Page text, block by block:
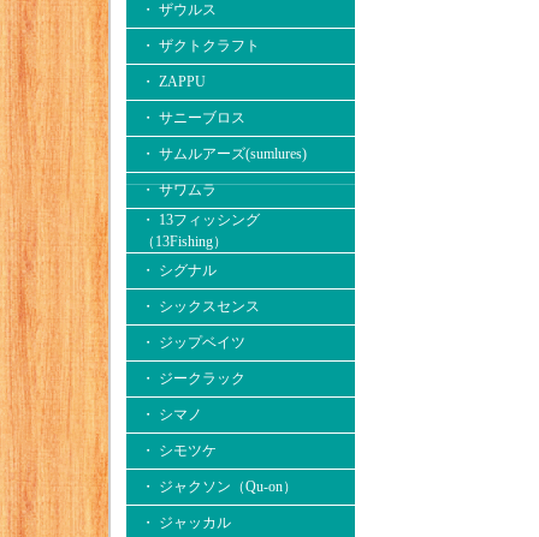
・ ザウルス
・ ザクトクラフト
・ ZAPPU
・ サニーブロス
・ サムルアーズ(sumlures)
・ サワムラ
・ 13フィッシング
（13Fishing）
・ シグナル
・ シックスセンス
・ ジップベイツ
・ ジークラック
・ シマノ
・ シモツケ
・ ジャクソン（Qu-on）
・ ジャッカル